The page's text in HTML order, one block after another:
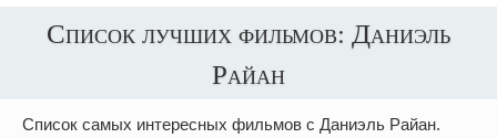
Список лучших фильмов: Даниэль
Райан
Список самых интересных фильмов с Даниэль Райан.